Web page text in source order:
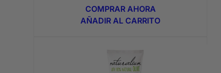
original
era:
actual
es:
COMPRAR AHORA
AÑADIR AL CARRITO